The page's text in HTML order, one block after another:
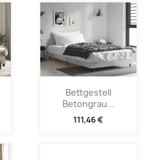
Bettgestell
Betongrau...
111,46 €